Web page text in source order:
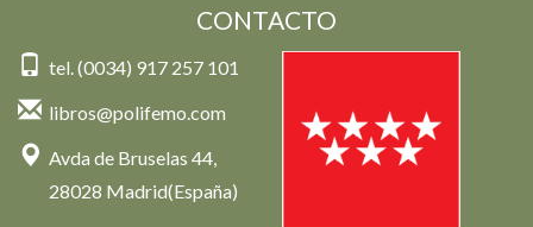
CONTACTO
tel. (0034) 917 257 101
libros@polifemo.com
Avda de Bruselas 44,
28028 Madrid(España)